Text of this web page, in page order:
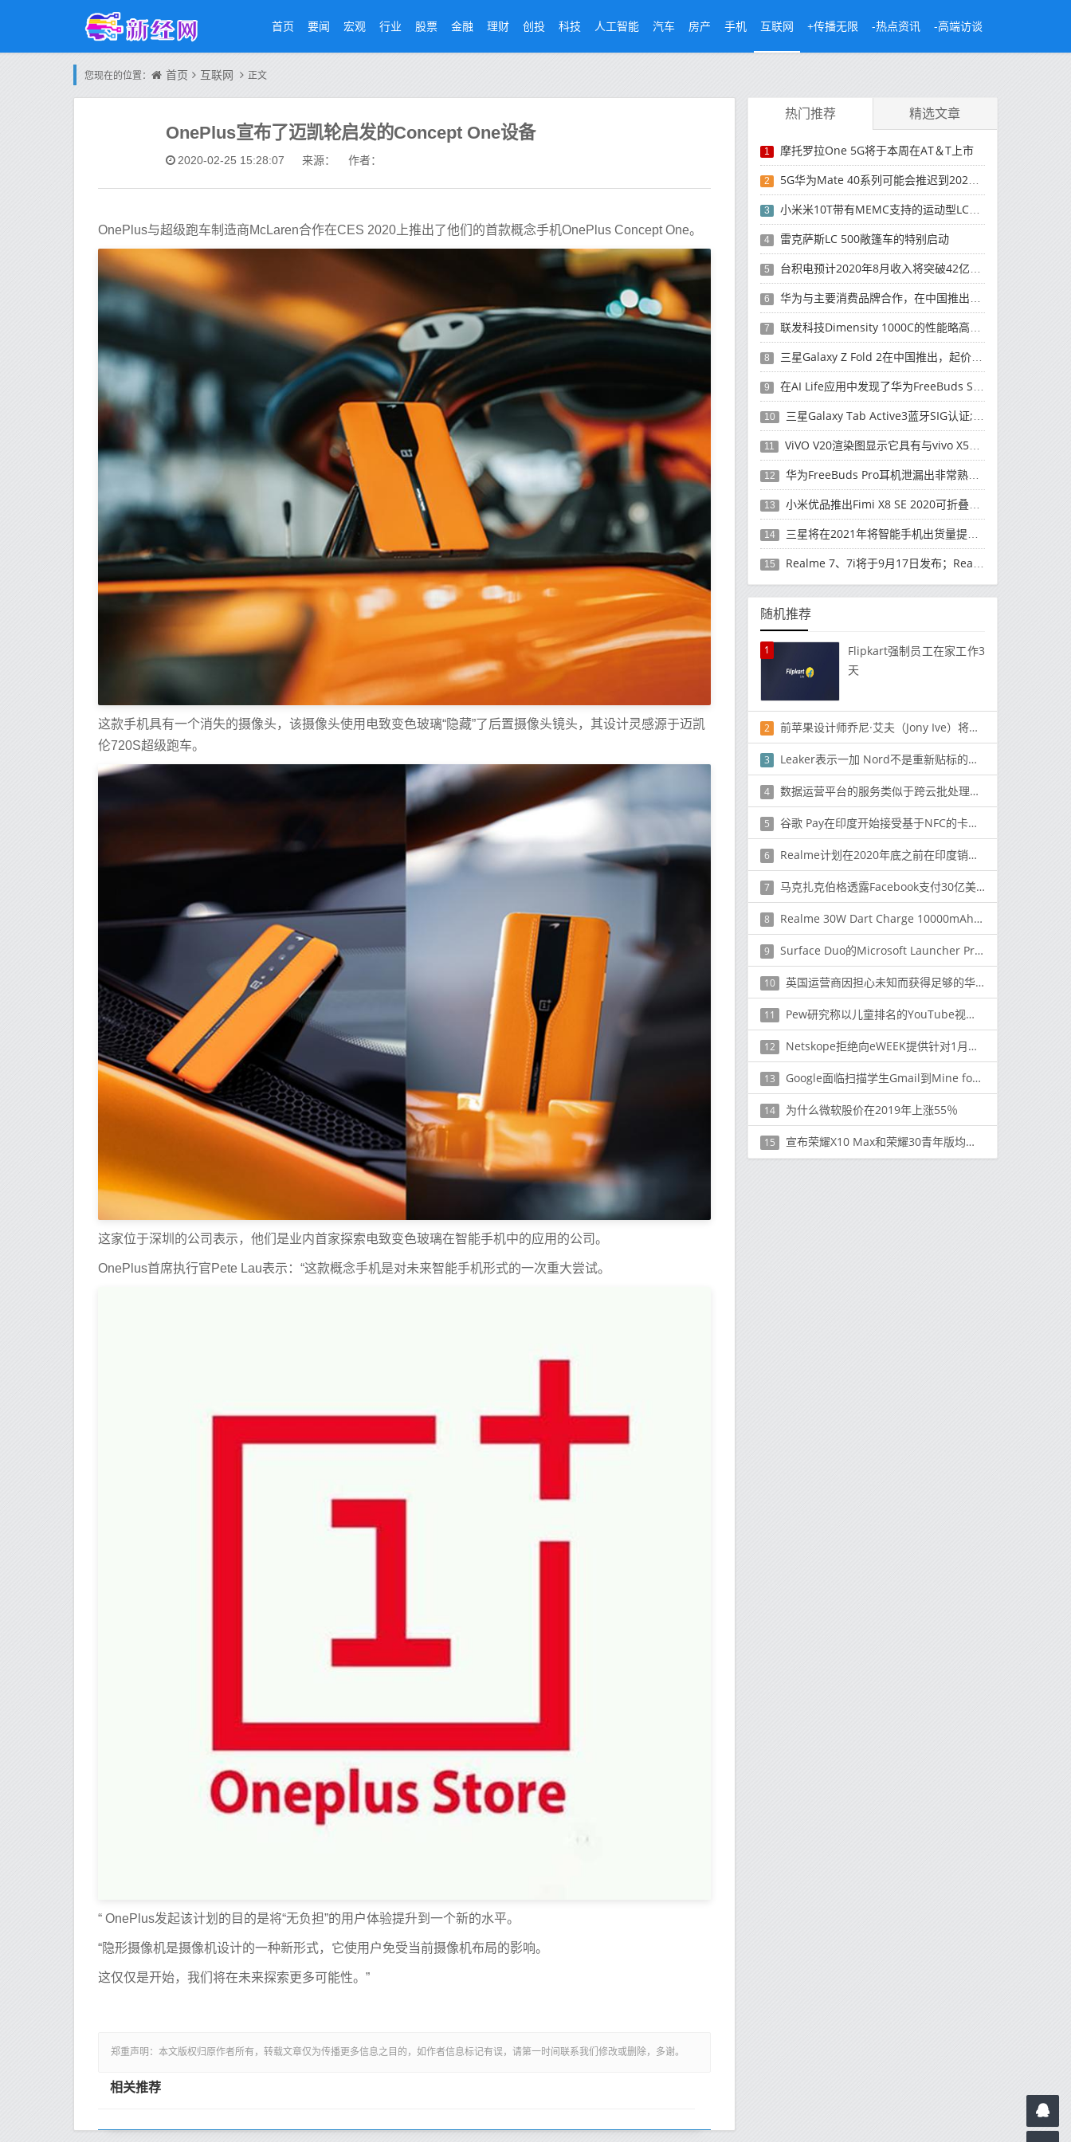
首页 要闻 宏观 行业 股票 金融 理财 创投 科技 人工智能 汽车 房产 手机 互联网 +传播无限 -热点资讯 -高端访谈
您现在的位置： 首页 互联网 正文
OnePlus宣布了迈凯轮启发的Concept One设备
2020-02-25 15:28:07 来源： 作者：
OnePlus与超级跑车制造商McLaren合作在CES 2020上推出了他们的首款概念手机OnePlus Concept One。
这款手机具有一个消失的摄像头，该摄像头使用电致变色玻璃“隐藏”了后置摄像头镜头，其设计灵感源于迈凯
伦720S超级跑车。
这家位于深圳的公司表示，他们是业内首家探索电致变色玻璃在智能手机中的应用的公司。
OnePlus首席执行官Pete Lau表示：“这款概念手机是对未来智能手机形式的一次重大尝试。
“ OnePlus发起该计划的目的是将“无负担”的用户体验提升到一个新的水平。
“隐形摄像机是摄像机设计的一种新形式，它使用户免受当前摄像机布局的影响。
这仅仅是开始，我们将在未来探索更多可能性。”
郑重声明：本文版权归原作者所有，转载文章仅为传播更多信息之目的，如作者信息标记有误，请第一时间联系我们修改或删除，多谢。
相关推荐
热门推荐 精选文章
1 摩托罗拉One 5G将于本周在AT＆T上市
2 5G华为Mate 40系列可能会推迟到2021年
3 小米米10T带有MEMC支持的运动型LCD屏幕
4 雷克萨斯LC 500敞篷车的特别启动
5 台积电预计2020年8月收入将突破42亿美元，创历史新高
6 华为与主要消费品牌合作，在中国推出采用HarmonyOS 2.0的智能家居产品
7 联发科技Dimensity 1000C的性能略高于Snapdragon 765G
8 三星Galaxy Z Fold 2在中国推出，起价为16,999元
9 在AI Life应用中发现了华为FreeBuds Studio耳机
10 三星Galaxy Tab Active3蓝牙SIG认证; 发布可能快要结束了
11 ViVO V20渲染图显示它具有与vivo X50 Pro类似的后部设计
12 华为FreeBuds Pro耳机泄漏出非常熟悉的设计
13 小米优品推出Fimi X8 SE 2020可折叠无人机
14 三星将在2021年将智能手机出货量提高至3亿部
15 Realme 7、7i将于9月17日发布；Realme 7i的完整规格并导致泄漏
随机推荐
1
Flipkart强制员工在家工作3
天
2 前苹果设计师乔尼·艾夫（Jony Ive）将与Airbnb合作
3 Leaker表示一加 Nord不是重新贴标的OPPO Reno4 5G
4 数据运营平台的服务类似于跨云批处理和流数据架构的空中交通管制系统
5 谷歌 Pay在印度开始接受基于NFC的卡付款功能
6 Realme计划在2020年底之前在印度销售3000万部手机
7 马克扎克伯格透露Facebook支付30亿美元收购Oculus
8 Realme 30W Dart Charge 10000mAh移动电源在印度揭幕
9 Surface Duo的Microsoft Launcher Preview获得了以前删除的功能
10 英国运营商因担心未知而获得足够的华为库存
11 Pew研究称以儿童排名的YouTube视频排名最高
12 Netskope拒绝向eWEEK提供针对1月份报告分析的特定事件和用户数量
13 Google面临扫描学生Gmail到Mine for Ads的压力
14 为什么微软股价在2019年上涨55％
15 宣布荣耀X10 Max和荣耀30青年版均配备5G